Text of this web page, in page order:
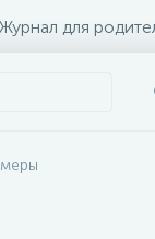
Журнал для